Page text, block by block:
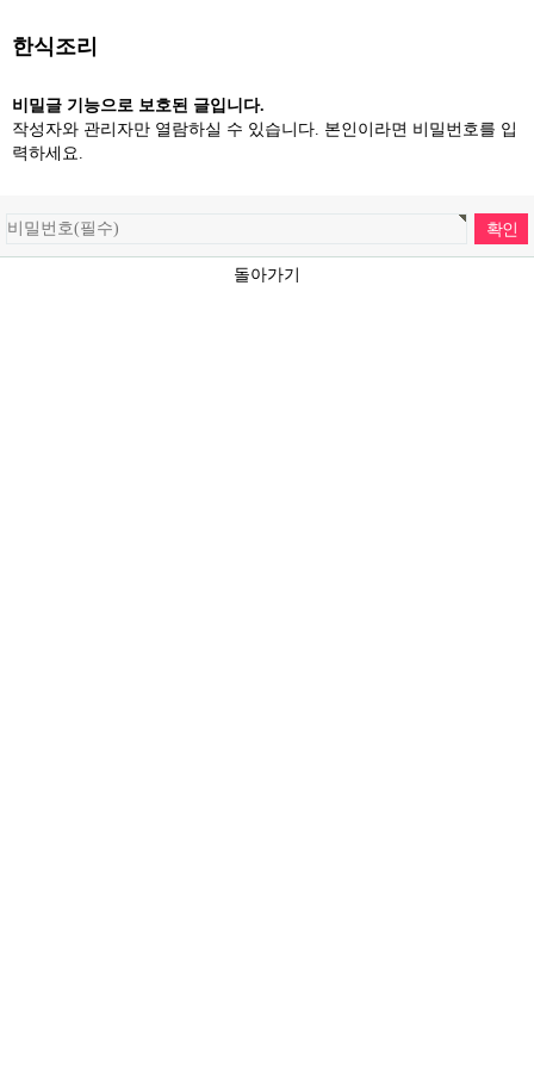
한식조리
비밀글 기능으로 보호된 글입니다.
작성자와 관리자만 열람하실 수 있습니다. 본인이라면 비밀번호를 입
력하세요.
돌아가기